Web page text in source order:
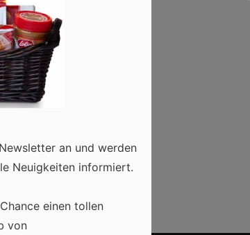
für den
nur, weil Menschen
zu erkennen
an und werden
Neuigkeiten informiert.
einen tollen
von